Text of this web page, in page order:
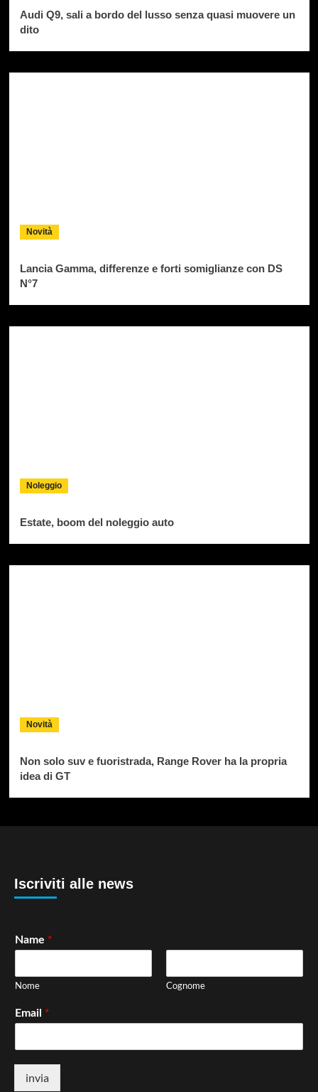
Audi Q9, sali a bordo del lusso senza quasi muovere un
dito
Novità
Lancia Gamma, differenze e forti somiglianze con DS
N°7
Noleggio
Estate, boom del noleggio auto
Novità
Non solo suv e fuoristrada, Range Rover ha la propria
idea di GT
Iscriviti alle news
Name *
Nome Cognome
Email *
invia